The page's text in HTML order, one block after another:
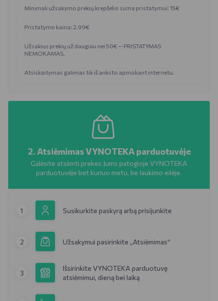
Minimali užsakymo prekių krepšelio suma pristatymui: 15€
Pristatymo kaina: 2.99€
Užsakius prekių už daugiau nei 50€ — PRISTATYMAS
NEMOKAMAS.
Atsiskaitymas galimas tik iš anksto apmokant internetu.
2. Atsiėmimas VYNOTEKA parduotuvėje
Galėsite atsiimti prekes Jums patogioje VYNOTEKA
parduotuvėje bet kuriuo metu, be laukimo eilėje.
1 Susikurkite paskyrą arbą prisijunkite
2 Užsakymui pasirinkite „Atsiėmimas“
3
Išsirinkite VYNOTEKA parduotuvę
atsiėmimui, dieną bei laiką